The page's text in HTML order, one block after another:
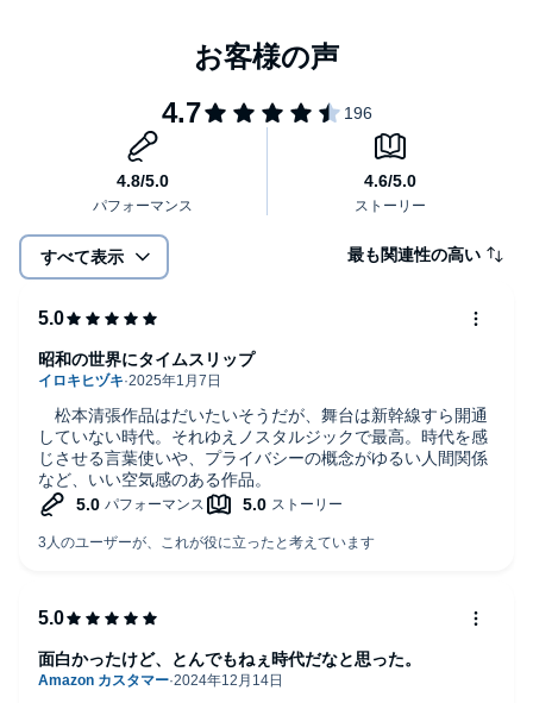
すべて表示 最も関連性の高い
松本清張作品はだいたいそうだが、舞台は新幹線すら開通
していない時代。それゆえノスタルジックで最高。時代を感
じさせる言葉使いや、プライバシーの概念がゆるい人間関係
など、いい空気感のある作品。
昭和の世界にタイムスリップ
面白かったけど、とんでもねぇ時代だなと思った。